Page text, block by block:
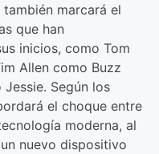
marcará el
que han
inicios, como Tom
Allen como Buzz
Según los
el choque entre
moderna, al
nuevo dispositivo